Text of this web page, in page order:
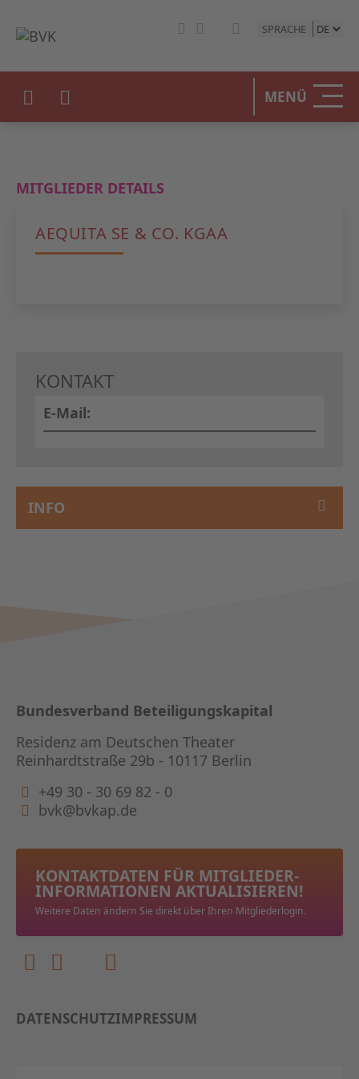
SPRACHE
MENÜ
MITGLIEDER DETAILS
AEQUITA SE & CO. KGAA
KONTAKT
E-Mail:
INFO
Bundesverband Beteiligungskapital
Residenz am Deutschen Theater
Reinhardtstraße 29b - 10117 Berlin
+49 30 - 30 69 82 - 0
bvk@bvkap.de
KONTAKTDATEN FÜR MITGLIEDER­
INFORMATIONEN AKTUALISIEREN!
Weitere Daten ändern Sie direkt über Ihren Mitgliederlogin.
DATENSCHUTZIMPRESSUM
DER
ZUM